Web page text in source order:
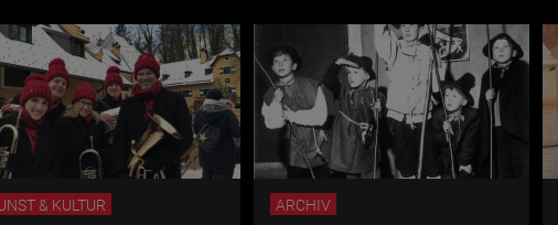
& KULTUR ARCHIV